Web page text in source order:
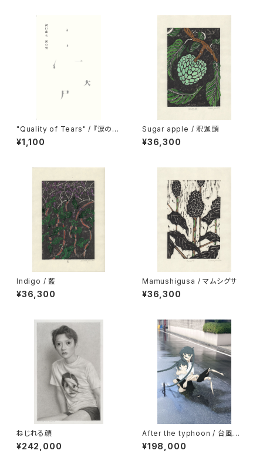
"Quality of Tears" / 『涙の
質』
¥1,100
Sugar apple / 釈迦頭
¥36,300
Indigo / 藍
¥36,300
Mamushigusa / マムシグサ
¥36,300
ねじれる顔
¥242,000
After the typhoon / 台風の
あと
¥198,000